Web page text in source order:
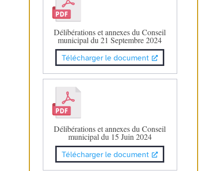
Délibérations et annexes du Conseil
municipal du 21 Septembre 2024
Télécharger le document
Délibérations et annexes du Conseil
municipal du 15 Juin 2024
Télécharger le document